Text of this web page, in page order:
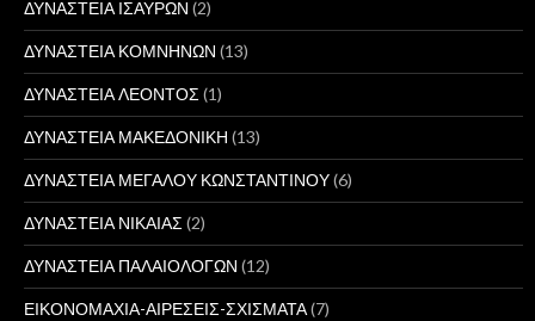
ΔΥΝΑΣΤΕΙΑ ΙΣΑΥΡΩΝ (2)
ΔΥΝΑΣΤΕΙΑ ΚΟΜΝΗΝΩΝ (13)
ΔΥΝΑΣΤΕΙΑ ΛΕΟΝΤΟΣ (1)
ΔΥΝΑΣΤΕΙΑ ΜΑΚΕΔΟΝΙΚΗ (13)
ΔΥΝΑΣΤΕΙΑ ΜΕΓΑΛΟΥ ΚΩΝΣΤΑΝΤΙΝΟΥ(6)
ΔΥΝΑΣΤΕΙΑ ΝΙΚΑΙΑΣ (2)
ΔΥΝΑΣΤΕΙΑ ΠΑΛΑΙΟΛΟΓΩΝ (12)
ΕΙΚΟΝΟΜΑΧΙΑ-ΑΙΡΕΣΕΙΣ-ΣΧΙΣΜΑΤΑ(7)